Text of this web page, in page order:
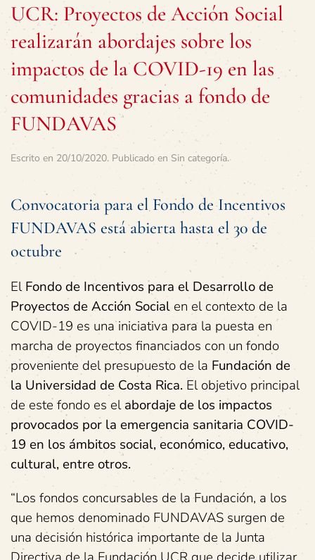
UCR: Proyectos de Acción Social
realizarán abordajes sobre los
impactos de la COVID-19 en las
comunidades gracias a fondo de
FUNDAVAS
Escrito en 20/10/2020. Publicado en Sin categoría.
Convocatoria para el Fondo de Incentivos
FUNDAVAS está abierta hasta el 30 de
octubre
ElFondo de Incentivos para el Desarrollo de
Proyectos de Acción Social en el contexto de la
COVID-19 es una iniciativa para la puesta en
marcha de proyectos financiados con un fondo
proveniente del presupuesto de la Fundación de
la Universidad de Costa Rica. El objetivo principal
de este fondo es elabordaje de los impactos
provocados por la emergencia sanitaria COVID-
19 en los ámbitos social, económico, educativo,
cultural, entre otros.
“Los fondos concursables de la Fundación, a los
que hemos denominado FUNDAVAS surgen de
una decisión histórica importante de la Junta